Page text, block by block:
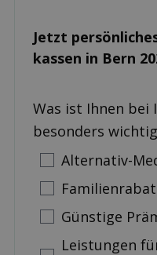
Jetzt
kassen in Bern
Was ist Ihnen bei
besonders
Alternativ-
Günstige
Leistungen